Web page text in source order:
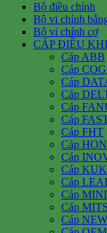
Bộ điều chỉnh
Bộ vi chỉnh
Bộ vi chỉnh cơ
CÁP ĐIỀU
Cáp ABB
Cáp
Cáp
Cáp
Cáp
Cáp
Cáp FHT
Cáp
Cáp
Cáp
Cáp
Cáp
Cáp
Cáp